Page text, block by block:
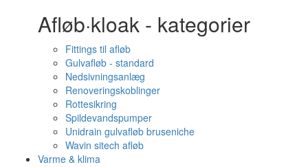
Afløb·kloak - kategorier
Fittings til afløb
Gulvafløb - standard
Nedsivningsanlæg
Renoveringskoblinger
Rottesikring
Spildevandspumper
Unidrain gulvafløb bruseniche
Wavin sitech afløb
Varme & klima